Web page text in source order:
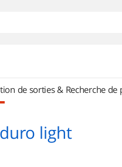
de sorties & Recherche de
light